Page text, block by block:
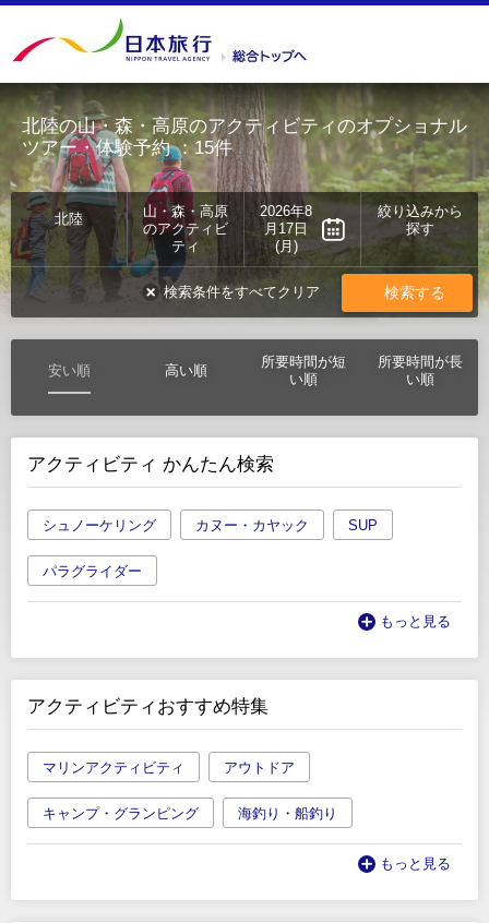
北陸の山・森・高原のアクティビティのオプショナル
ツアー・体験予約：15件
北陸
山・森・高原
のアクティビ
ティ
2026年8
月17日
(月)
絞り込みから
探す
検索する
検索条件をすべてクリア
安い順 高い順
所要時間が短
い順
所要時間が長
い順
アクティビティ かんたん検索
シュノーケリング カヌー・カヤック SUP
パラグライダー
もっと見る
アクティビティおすすめ特集
マリンアクティビティ アウトドア
キャンプ・グランピング 海釣り・船釣り
もっと見る